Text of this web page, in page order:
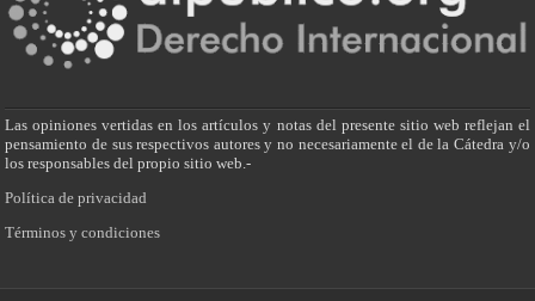
Las opiniones vertidas en los artículos y notas del presente sitio web reflejan el
pensamiento de sus respectivos autores y no necesariamente el de la Cátedra y/o
los responsables del propio sitio web.-
Política de privacidad
Términos y condiciones